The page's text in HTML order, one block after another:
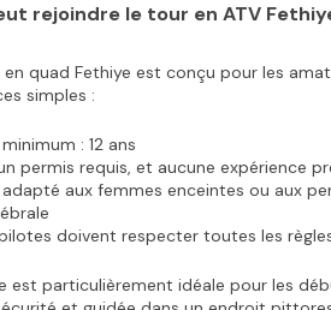
rejoindre le tour en ATV
quad Fethiye est conçu pour les
simples :
: 12 ans
permis requis, et aucune expérience
adapté aux femmes enceintes ou aux
doivent respecter toutes les
est particulièrement idéale pour les